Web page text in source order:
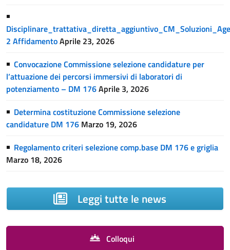
2 AffidamentoAprile 23, 2026
Convocazione Commissione selezione candidature per
l’attuazione dei percorsi immersivi di laboratori di
potenziamento – DM 176Aprile 3, 2026
Determina costituzione Commissione selezione
candidature DM 176 Marzo 19, 2026
Regolamento criteri selezione comp.base DM 176 e griglia
Marzo 18, 2026
Leggi tutte le news
Colloqui